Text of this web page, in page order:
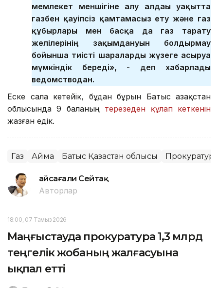
мемлекет меншігіне алу алдағы уақытта
газбен қауіпсіз қамтамасыз ету және газ
құбырлары мен басқа да газ тарату
желілерінің зақымдануын болдырмау
бойынша тиісті шараларды жүзеге асыруға
мүмкіндік береді», - деп хабарлады
ведомстводан.
Еске сала кетейік, бұдан бұрын Батыс Қазақстан
облысында 9 баланың терезеден құлап кеткенін
жазған едік.
Газ Аймақ Батыс Қазақстан облысы Прокуратура
Ғайсағали Сейтақ
Авторлар
18:00, 07 Тамыз 2026
Маңғыстауда прокуратура 1,3 млрд
теңгелік жобаның жалғасуына
ықпал етті